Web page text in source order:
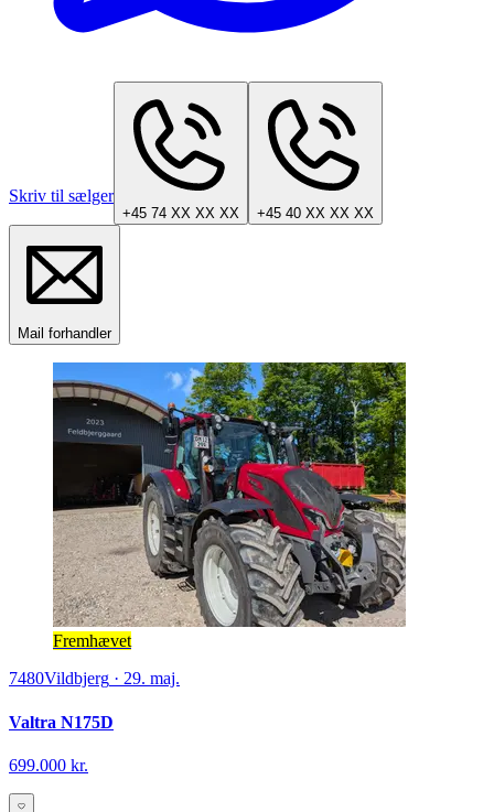
Skriv til sælger
+45 74 XX XX XX +45 40 XX XX XX
Mail forhandler
Fremhævet
7480Vildbjerg · 29. maj.
Valtra N175D
699.000 kr.